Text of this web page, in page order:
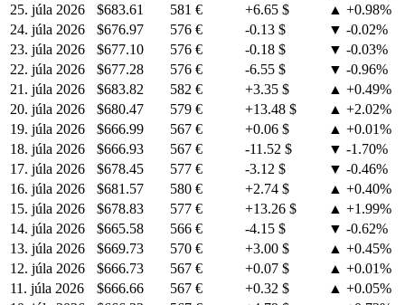
25. júla 2026
$683.61 581 € +6.65 $
▲ +0.98%
24. júla 2026
$676.97 576 € -0.13 $
▼ -0.02%
23. júla 2026
$677.10 576 € -0.18 $
▼ -0.03%
22. júla 2026
$677.28 576 € -6.55 $
▼ -0.96%
21. júla 2026
$683.82 582 € +3.35 $
▲ +0.49%
20. júla 2026
$680.47 579 € +13.48 $
▲ +2.02%
19. júla 2026
$666.99 567 € +0.06 $
▲ +0.01%
18. júla 2026
$666.93 567 € -11.52 $
▼ -1.70%
17. júla 2026
$678.45 577 € -3.12 $
▼ -0.46%
16. júla 2026
$681.57 580 € +2.74 $
▲ +0.40%
15. júla 2026
$678.83 577 € +13.26 $
▲ +1.99%
14. júla 2026
$665.58 566 € -4.15 $
▼ -0.62%
13. júla 2026
$669.73 570 € +3.00 $
▲ +0.45%
12. júla 2026
$666.73 567 € +0.07 $
▲ +0.01%
11. júla 2026
$666.66 567 € +0.32 $
▲ +0.05%